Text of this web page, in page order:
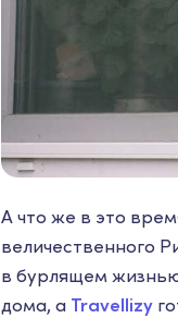
А что же в это
величественного
в бурлящем
дома, а Travellizy